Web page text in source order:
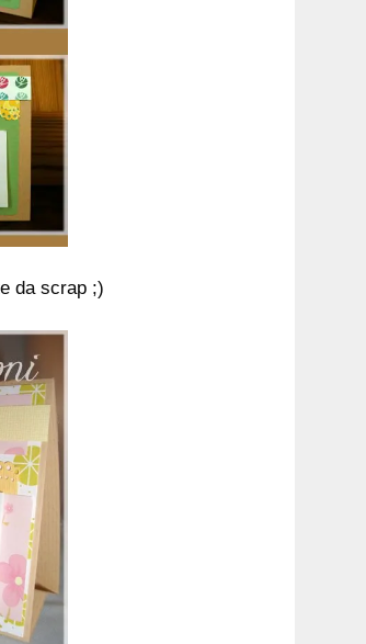
da scrap ;)